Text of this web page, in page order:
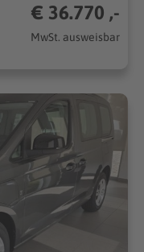
€ 36.770 ,-
MwSt. ausweisbar